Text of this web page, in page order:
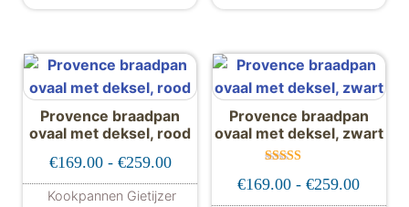
Provence braadpan
ovaal met deksel, rood
€169.00 - €259.00Prijsklasse: €169.00 tot €259.00
Kookpannen Gietijzer
Provence braadpan
ovaal met deksel, zwart
d
€169.00 - €259.00